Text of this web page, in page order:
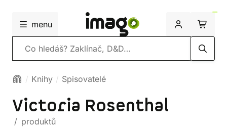
menu
Vyhledávání
Knihy Spisovatelé
Victoria Rosenthal
/ produktů